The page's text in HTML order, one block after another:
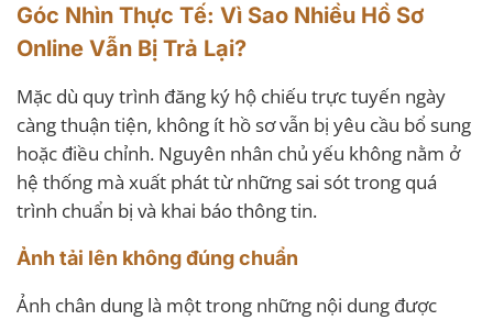
Góc Nhìn Thực Tế: Vì Sao Nhiều Hồ Sơ
Online Vẫn Bị Trả Lại?
Mặc dù quy trình đăng ký hộ chiếu trực tuyến ngày
càng thuận tiện, không ít hồ sơ vẫn bị yêu cầu bổ sung
hoặc điều chỉnh. Nguyên nhân chủ yếu không nằm ở
hệ thống mà xuất phát từ những sai sót trong quá
trình chuẩn bị và khai báo thông tin.
Ảnh tải lên không đúng chuẩn
Ảnh chân dung là một trong những nội dung được